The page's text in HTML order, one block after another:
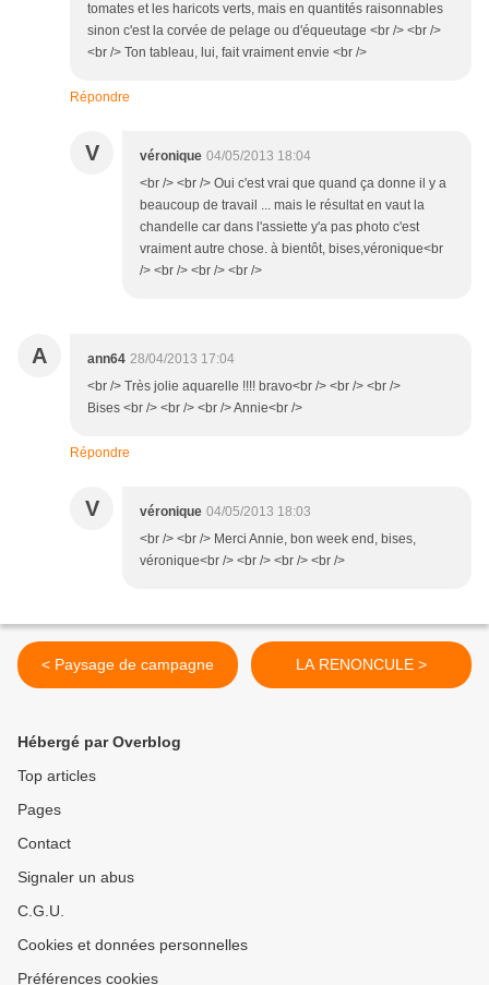
tomates et les haricots verts, mais en quantités raisonnables
sinon c'est la corvée de pelage ou d'équeutage <br /> <br />
<br /> Ton tableau, lui, fait vraiment envie <br />
Répondre
V véronique 04/05/2013 18:04
<br /> <br /> Oui c'est vrai que quand ça donne il y a
beaucoup de travail ... mais le résultat en vaut la
chandelle car dans l'assiette y'a pas photo c'est
vraiment autre chose. à bientôt, bises,véronique<br
/> <br /> <br /> <br />
A ann64 28/04/2013 17:04
<br /> Très jolie aquarelle !!!! bravo<br /> <br /> <br />
Bises <br /> <br /> <br /> Annie<br />
Répondre
V véronique 04/05/2013 18:03
<br /> <br /> Merci Annie, bon week end, bises,
véronique<br /> <br /> <br /> <br />
< Paysage de campagne LA RENONCULE >
Hébergé par Overblog
Top articles
Pages
Contact
Signaler un abus
C.G.U.
Cookies et données personnelles
Préférences cookies